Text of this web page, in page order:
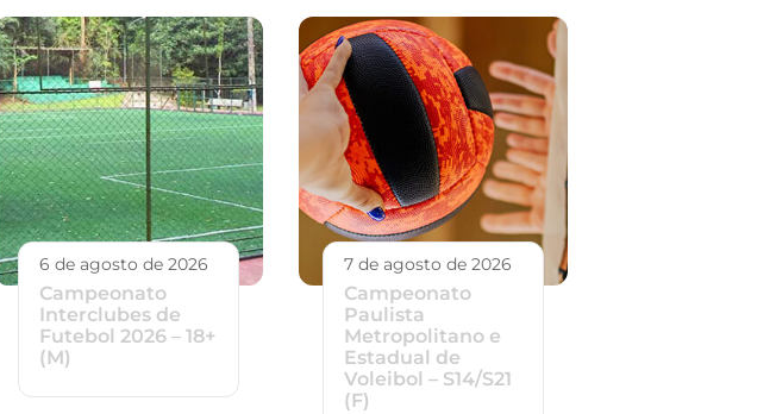
6 de agosto de 2026
Campeonato
Interclubes de
Futebol 2026 – 18+
(M)
7 de agosto de 2026
Campeonato
Paulista
Metropolitano e
Estadual de
Voleibol – S14/S21
(F)